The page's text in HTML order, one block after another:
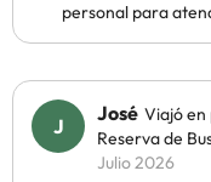
personal para
José Viajó
Reserva de
Julio 2026